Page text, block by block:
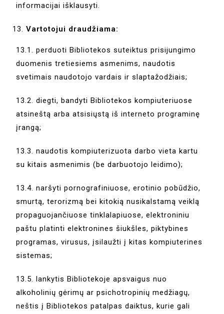
informacijai išklausyti.
Vartotojui draudžiama:
13.1. perduoti Bibliotekos suteiktus prisijungimo
duomenis tretiesiems asmenims, naudotis
svetimais naudotojo vardais ir slaptažodžiais;
13.2. diegti, bandyti Bibliotekos kompiuteriuose
atsineštą arba atsisiųstą iš interneto programinę
įrangą;
13.3. naudotis kompiuterizuota darbo vieta kartu
su kitais asmenimis (be darbuotojo leidimo);
13.4. naršyti pornografiniuose, erotinio pobūdžio,
smurtą, terorizmą bei kitokią nusikalstamą veiklą
propaguojančiuose tinklalapiuose, elektroniniu
paštu platinti elektronines šiukšles, piktybines
programas, virusus, įsilaužti į kitas kompiuterines
sistemas;
13.5. lankytis Bibliotekoje apsvaigus nuo
alkoholinių gėrimų ar psichotropinių medžiagų,
neštis į Bibliotekos patalpas daiktus, kurie gali